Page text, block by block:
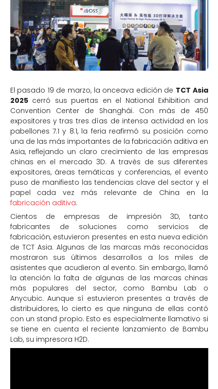
El pasado 19 de marzo, la onceava edición de TCT Asia
2025cerró sus puertas en el National Exhibition and
Convention Center de Shanghái. Con más de 450
expositores y tras tres días de intensa actividad en los
pabellones 7.1 y 8.1, la feria reafirmó su posición como
una de las más importantes de la fabricación aditiva en
Asia, reflejando un claro crecimiento de las empresas
chinas en el mercado 3D. A través de sus diferentes
expositores, áreas temáticas y conferencias, el evento
puso de manifiesto las tendencias clave del sector y el
papel cada vez más relevante de China en la
fabricación aditiva.
Cientos de empresas de impresión 3D, tanto
fabricantes de soluciones como servicios de
fabricación, estuvieron presentes en esta nueva edición
de TCT Asia. Algunas de las marcas más reconocidas
mostraron sus últimos desarrollos a los miles de
asistentes que acudieron al evento. Sin embargo, llamó
la atención la falta de algunas de las marcas chinas
más populares del sector, como Bambu Lab o
Anycubic. Aunque sí estuvieron presentes a través de
distribuidores, lo cierto es que ninguna de ellas contó
con un stand propio. Esto es especialmente llamativo si
se tiene en cuenta el reciente lanzamiento de Bambu
Lab, su impresora H2D.